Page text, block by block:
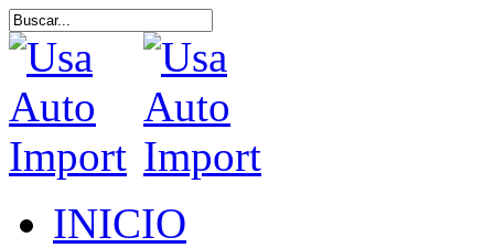
Skip
to
content
Close
Search
INICIO